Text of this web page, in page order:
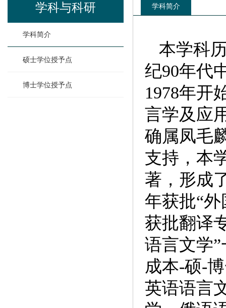
学科与科研
学科简介
硕士学位授予点
博士学位授予点
学科简介
本学科
纪90年代
1978年开
言学及应
确属凤毛
支持，本
著，形成
年获批“
获批翻译
语言文学
成本-硕-
英语语言